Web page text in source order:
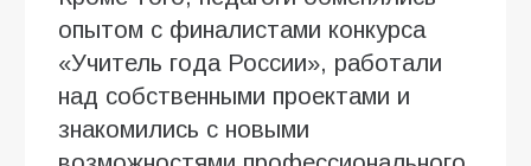
опытом с финалистами конкурса
«Учитель года России», работали
над собственными проектами и
знакомились с новыми